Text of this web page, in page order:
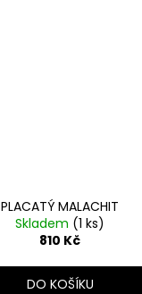
PLACATÝ MALACHIT
Skladem (1 ks)
810 Kč
DO KOŠÍKU